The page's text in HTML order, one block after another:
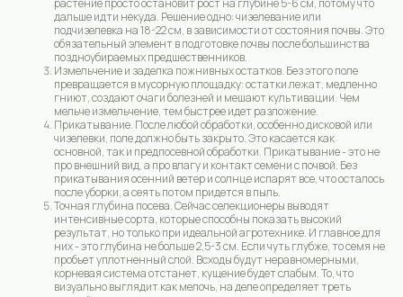
растение просто остановит рост на глубине 5-6 см, потому что
дальше идти некуда. Решение одно: чизелевание или
подчизелевка на 18-22 см, в зависимости от состояния почвы. Это
обязательный элемент в подготовке почвы после большинства
поздноубираемых предшественников.
Измельчение и заделка пожнивных остатков. Без этого поле
превращается в мусорную площадку: остатки лежат, медленно
гниют, создают очаги болезней и мешают культивации. Чем
мельче измельчение, тем быстрее идет разложение.
Прикатывание. После любой обработки, особенно дисковой или
чизелевки, поле должно быть закрыто. Это касается как
основной, так и предпосевной обработки. Прикатывание - это не
про внешний вид, а про влагу и контакт семени с почвой. Без
прикатывания осенний ветер и солнце испарят все, что осталось
после уборки, а сеять потом придется в пыль.
Точная глубина посева. Сейчас селекционеры выводят
интенсивные сорта, которые способны показать высокий
результат, но только при идеальной агротехнике. И главное для
них - это глубина не больше 2,5-3 см. Если чуть глубже, то семя не
пробьет уплотненный слой. Всходы будут неравномерными,
корневая система отстанет, кущение будет слабым. То, что
визуально выглядит как мелочь, на деле определяет треть
Copyright © 2016-2026 All rights reserved
Agrobioma Company